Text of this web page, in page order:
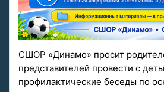
СШОР «Динамо» просит
представителей провести с
профилактические беседы по